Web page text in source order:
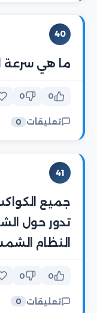
40
ما هي سرعة
0
0
تعليقات 0
41
جميع
تدور حول
النظام
0
0
تعليقات 0